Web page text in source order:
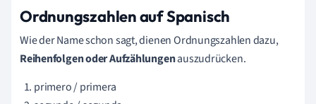
Ordnungszahlen auf Spanisch
Wie der Name schon sagt, dienen Ordnungszahlen dazu,
Reihenfolgen oder Aufzählungenauszudrücken.
primero / primera